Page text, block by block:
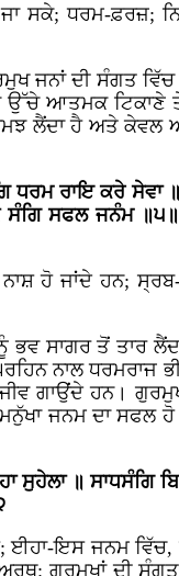
ਸਕੇ; ਧਰਮ-ਫ਼ਰਜ਼;
ਜਨਾਂ ਦੀ ਸੰਗਤ
ਉੱਚੇ ਆਤਮਕ ਟਿਕਾਣੇ
ਲੈਂਦਾ ਹੈ ਅਤੇ ਕੇਵਲ
ਧਰਮ ਰਾਇ ਕਰੇ ਸੇਵਾ
ਸੰਗਿ ਸਫਲ ਜਨੰਮ
ਹੋ ਜਾਂਦੇ ਹਨ;
ਸਾਗਰ ਤੋਂ ਤਾਰ
ਨਾਲ ਧਰਮਰਾਜ
ਗਾਉਂਦੇ ਹਨ।
ਜਨਮ ਦਾ ਸਫਲ ਹੋ
ਸੁਹੇਲਾ ॥ ਸਾਧਸੰਗਿ
ਈਹਾ-ਇਸ ਜਨਮ ਵਿੱਚ,
ਗੁਰਮੁਖਾਂ ਦੀ